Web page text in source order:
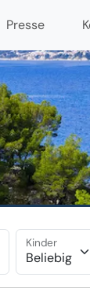
Presse
Kinder